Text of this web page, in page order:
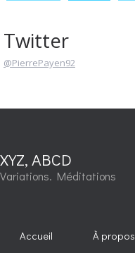
Twitter
@PierrePayen92
XYZ, ABCD
Variations. Méditations
Accueil À propos